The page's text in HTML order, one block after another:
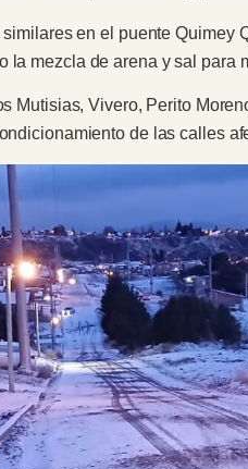
en el puente Quimey
mezcla de arena y sal para
Mutisias, Vivero, Perito
de las calles